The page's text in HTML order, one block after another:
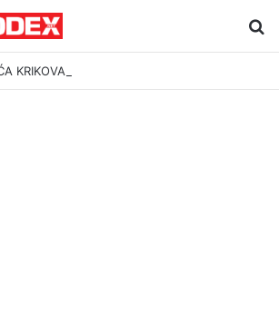
KRIKOVA OČAJNIKA